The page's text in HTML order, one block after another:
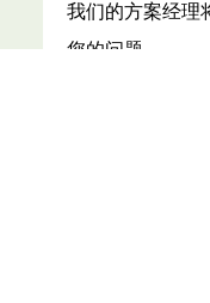
我们的方案经理
您的问题。